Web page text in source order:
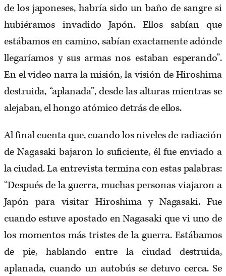
de los japoneses, habría sido un baño de sangre si
hubiéramos invadido Japón. Ellos sabían que
estábamos en camino, sabían exactamente adónde
llegaríamos y sus armas nos estaban esperando”.
En el video narra la misión, la visión de Hiroshima
destruida, “aplanada”, desde las alturas mientras se
alejaban, el hongo atómico detrás de ellos.
Al final cuenta que, cuando los niveles de radiación
de Nagasaki bajaron lo suficiente, él fue enviado a
la ciudad. La entrevista termina con estas palabras:
“Después de la guerra, muchas personas viajaron a
Japón para visitar Hiroshima y Nagasaki. Fue
cuando estuve apostado en Nagasaki que vi uno de
los momentos más tristes de la guerra. Estábamos
de pie, hablando entre la ciudad destruida,
aplanada, cuando un autobús se detuvo cerca. Se